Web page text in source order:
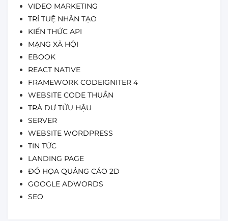
VIDEO MARKETING
TRÍ TUỆ NHÂN TẠO
KIẾN THỨC API
MẠNG XÃ HỘI
EBOOK
REACT NATIVE
FRAMEWORK CODEIGNITER 4
WEBSITE CODE THUẦN
TRÀ DƯ TỬU HẬU
SERVER
WEBSITE WORDPRESS
TIN TỨC
LANDING PAGE
ĐỒ HỌA QUẢNG CÁO 2D
GOOGLE ADWORDS
SEO